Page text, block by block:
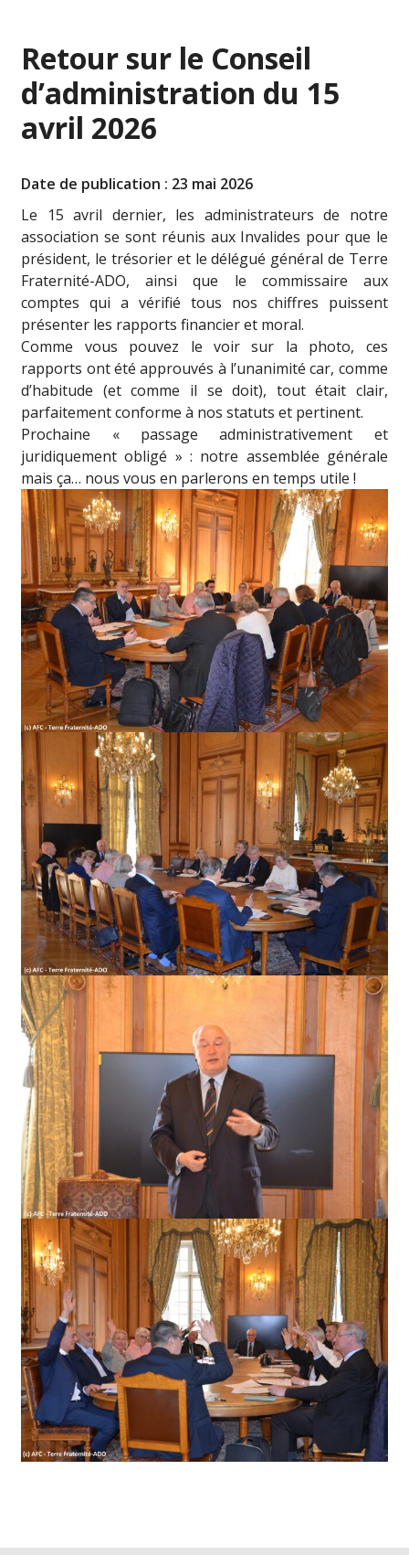
Retour sur le Conseil
d’administration du 15
avril 2026
Date de publication : 23 mai 2026
Le 15 avril dernier, les administrateurs de notre
association se sont réunis aux Invalides pour que le
président, le trésorier et le délégué général de Terre
Fraternité-ADO, ainsi que le commissaire aux
comptes qui a vérifié tous nos chiffres puissent
présenter les rapports financier et moral.
Comme vous pouvez le voir sur la photo, ces
rapports ont été approuvés à l’unanimité car, comme
d’habitude (et comme il se doit), tout était clair,
parfaitement conforme à nos statuts et pertinent.
Prochaine « passage administrativement et
juridiquement obligé » : notre assemblée générale
mais ça… nous vous en parlerons en temps utile !